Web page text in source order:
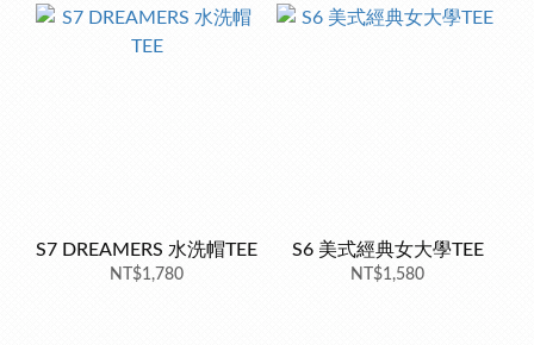
S7 DREAMERS 水洗帽TEE
NT$1,780
S6 美式經典女大學TEE
NT$1,580